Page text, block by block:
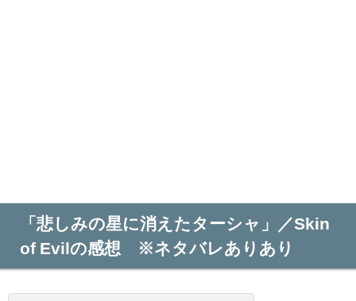
「悲しみの星に消えたターシャ」／Skin
of Evilの感想 ※ネタバレありあり